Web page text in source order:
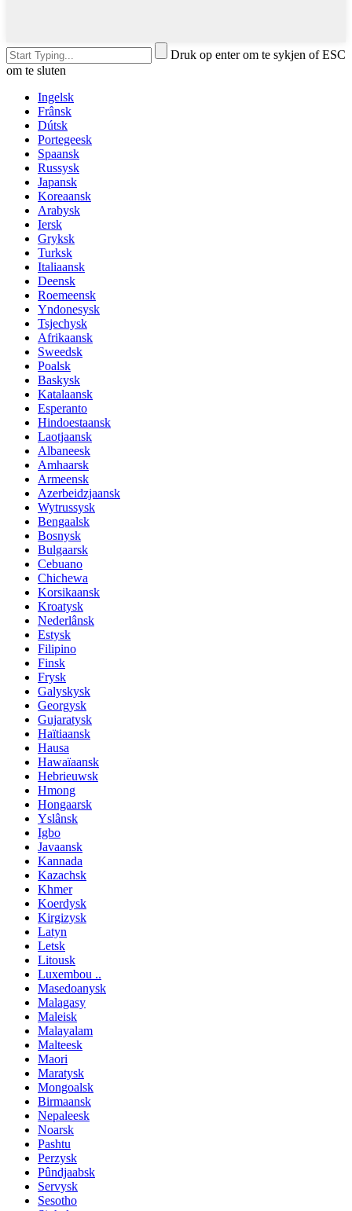
Druk op enter om te sykjen of ESC
om te sluten
Ingelsk
Frânsk
Dútsk
Portegeesk
Spaansk
Russysk
Japansk
Koreaansk
Arabysk
Iersk
Gryksk
Turksk
Italiaansk
Deensk
Roemeensk
Yndonesysk
Tsjechysk
Afrikaansk
Sweedsk
Poalsk
Baskysk
Katalaansk
Esperanto
Hindoestaansk
Laotjaansk
Albaneesk
Amhaarsk
Armeensk
Azerbeidzjaansk
Wytrussysk
Bengaalsk
Bosnysk
Bulgaarsk
Cebuano
Chichewa
Korsikaansk
Kroatysk
Nederlânsk
Estysk
Filipino
Finsk
Frysk
Galyskysk
Georgysk
Gujaratysk
Haïtiaansk
Hausa
Hawaïaansk
Hebrieuwsk
Hmong
Hongaarsk
Yslânsk
Igbo
Javaansk
Kannada
Kazachsk
Khmer
Koerdysk
Kirgizysk
Latyn
Letsk
Litousk
Luxembou ..
Masedoanysk
Malagasy
Maleisk
Malayalam
Malteesk
Maori
Maratysk
Mongoalsk
Birmaansk
Nepaleesk
Noarsk
Pashtu
Perzysk
Pûndjaabsk
Servysk
Sesotho